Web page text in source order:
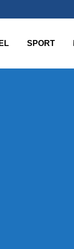
SPORT